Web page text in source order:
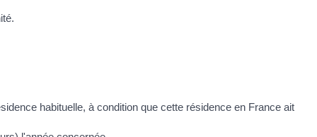
habituelle, à condition que cette résidence en France ait